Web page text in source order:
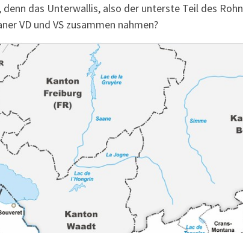
denn das Unterwallis, also der unterste Teil des
VD und VS zusammen nahmen?